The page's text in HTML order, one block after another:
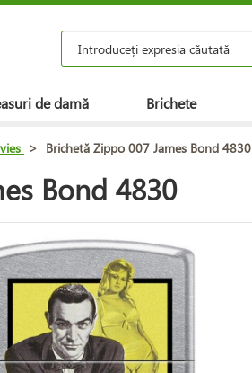
de damă Brichete
> Brichetă Zippo 007 James Bond 4830
Bond 4830